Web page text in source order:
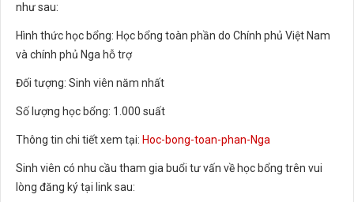
như sau:
Hình thức học bổng: Học bổng toàn phần do Chính phủ Việt Nam
và chính phủ Nga hỗ trợ
Đối tượng: Sinh viên năm nhất
Số lượng học bổng: 1.000 suất
Thông tin chi tiết xem tại: Hoc-bong-toan-phan-Nga
Sinh viên có nhu cầu tham gia buổi tư vấn về học bổng trên vui
lòng đăng ký tại link sau: